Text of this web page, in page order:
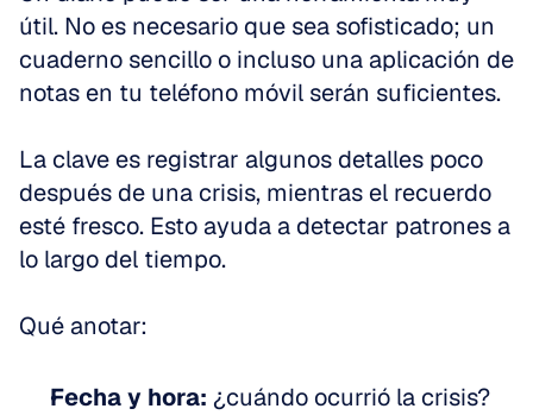
útil. No es necesario que sea sofisticado; un
cuaderno sencillo o incluso una aplicación de
notas en tu teléfono móvil serán suficientes.
La clave es registrar algunos detalles poco
después de una crisis, mientras el recuerdo
esté fresco. Esto ayuda a detectar patrones a
lo largo del tiempo.
Qué anotar:
Fecha y hora: ¿cuándo ocurrió la crisis?